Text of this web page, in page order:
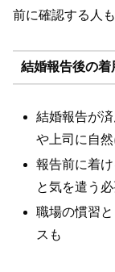
前に確認する人
結婚報告後の着
結婚報告が
や上司に自
報告前に着
と気を遣う
職場の慣習
スも